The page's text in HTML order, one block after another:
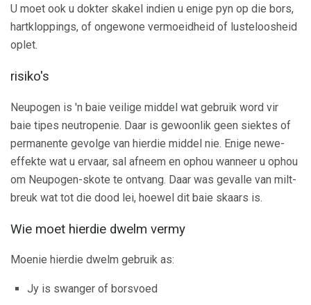
U moet ook u dokter skakel indien u enige pyn op die bors,
hartkloppings, of ongewone vermoeidheid of lusteloosheid
oplet.
risiko's
Neupogen is 'n baie veilige middel wat gebruik word vir
baie tipes neutropenie. Daar is gewoonlik geen siektes of
permanente gevolge van hierdie middel nie. Enige newe-
effekte wat u ervaar, sal afneem en ophou wanneer u ophou
om Neupogen-skote te ontvang. Daar was gevalle van milt-
breuk wat tot die dood lei, hoewel dit baie skaars is.
Wie moet hierdie dwelm vermy
Moenie hierdie dwelm gebruik as:
Jy is swanger of borsvoed